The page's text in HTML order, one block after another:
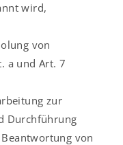
wird,
von
a und Art. 7
zur
Durchführung
von